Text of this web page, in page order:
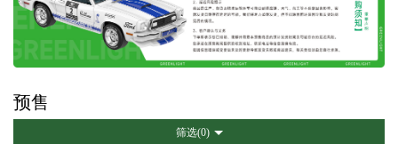
预售
筛选(0)